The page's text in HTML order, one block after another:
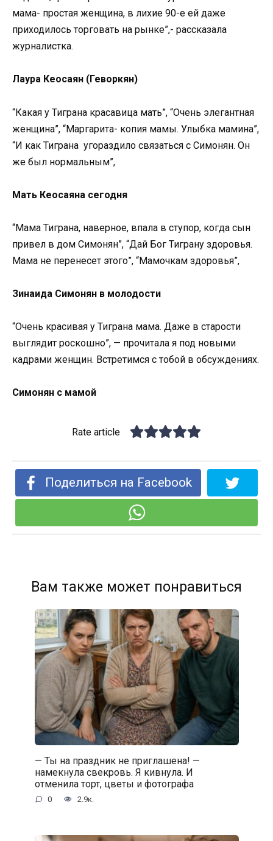
мама- простая женщина, в лихие 90-е ей даже
приходилось торговать на рынке”,- рассказала
журналистка.
Лаура Кеосаян (Геворкян)
“Какая у Тиграна красавица мать”, “Очень элегантная
женщина”, “Маргарита- копия мамы. Улыбка мамина”,
“И как Тиграна угораздило связаться с Симонян. Он
же был нормальным”,
Мать Кеосаяна сегодня
“Мама Тиграна, наверное, впала в ступор, когда сын
привел в дом Симонян”, “Дай Бог Тиграну здоровья.
Мама не перенесет этого”, “Мамочкам здоровья”,
Зинаида Симонян в молодости
“Очень красивая у Тиграна мама. Даже в старости
выглядит роскошно”, — прочитала я под новыми
кадрами женщин. Встретимся с тобой в обсуждениях.
Симонян с мамой
Rate article
Поделиться на Facebook
Вам также может понравиться
— Ты на праздник не приглашена! —
намекнула свекровь. Я кивнула. И
отменила торт, цветы и фотографа
0 2.9к.